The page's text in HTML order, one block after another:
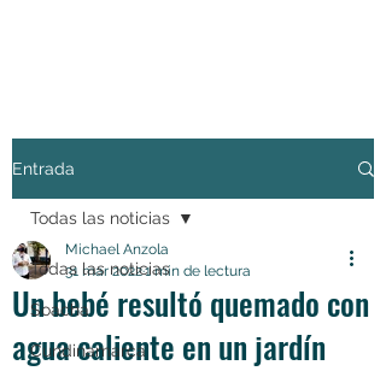
Entrada
Todas las noticias
Soacha
Cundinamarca
Todas las noticias
Un bebé resultó quemado con
agua caliente en un jardín
Michael Anzola
31 mar 20221 min de lectura